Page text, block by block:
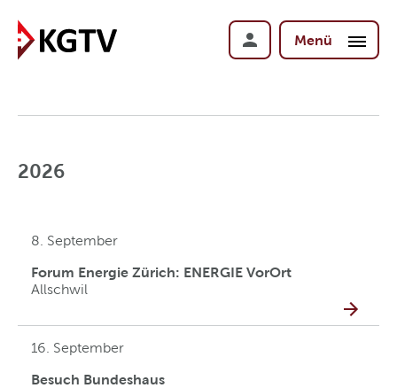
Menü
2026
8. September
Forum Energie Zürich: ENERGIE VorOrt
Allschwil
16. September
Besuch Bundeshaus